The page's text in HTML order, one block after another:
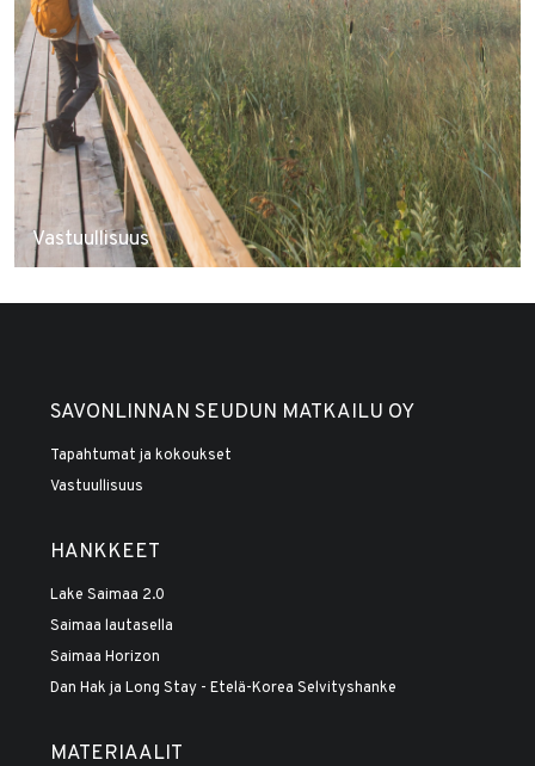
Vastuullisuus
SAVONLINNAN SEUDUN MATKAILU OY
Tapahtumat ja kokoukset
Vastuullisuus
HANKKEET
Lake Saimaa 2.0
Saimaa lautasella
Saimaa Horizon
Dan Hak ja Long Stay - Etelä-Korea Selvityshanke
MATERIAALIT